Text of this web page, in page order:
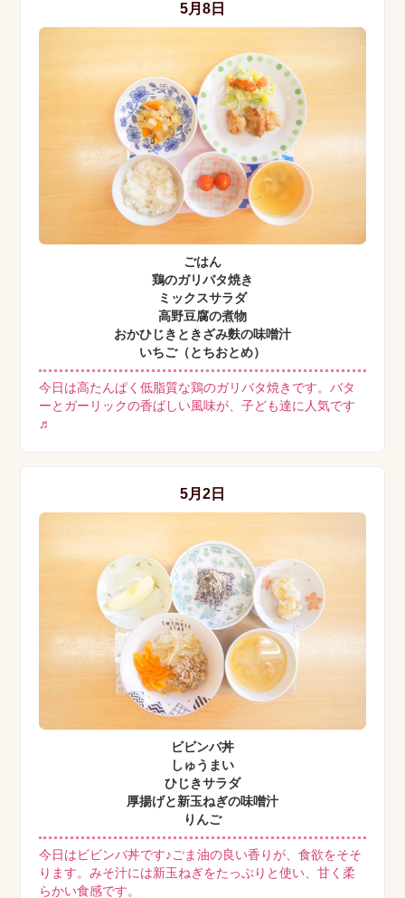
5月8日
ごはん
鶏のガリバタ焼き
ミックスサラダ
高野豆腐の煮物
おかひじきときざみ麩の味噌汁
いちご（とちおとめ）
今日は高たんぱく低脂質な鶏のガリバタ焼きです。バタ
ーとガーリックの香ばしい風味が、子ども達に人気です
♬
5月2日
ビビンバ丼
しゅうまい
ひじきサラダ
厚揚げと新玉ねぎの味噌汁
りんご
今日はビビンバ丼です♪ごま油の良い香りが、食欲をそそ
ります。みそ汁には新玉ねぎをたっぷりと使い、甘く柔
らかい食感です。